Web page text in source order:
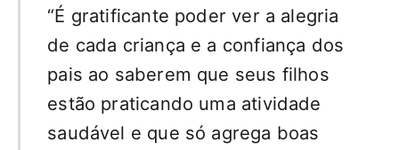
“É gratificante poder ver a alegria
de cada criança e a confiança dos
pais ao saberem que seus filhos
estão praticando uma atividade
saudável e que só agrega boas